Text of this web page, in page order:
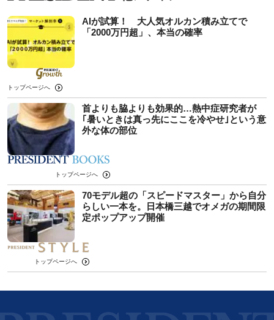
AIが試算！ 大人気オルカン積み立てで
「2000万円超」、本当の確率
トップページへ
首よりも脇よりも効果的…熱中症研究者が
｢暑いときは真っ先にここを冷やせ｣という意
外な体の部位
トップページへ
70モデル超の「スピードマスター」から自分
らしい一本を。日本橋三越でオメガの期間限
定ポップアップ開催
トップページへ